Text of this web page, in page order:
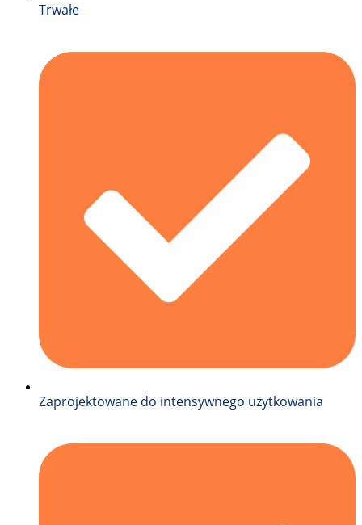
Trwałe
Zaprojektowane do intensywnego użytkowania